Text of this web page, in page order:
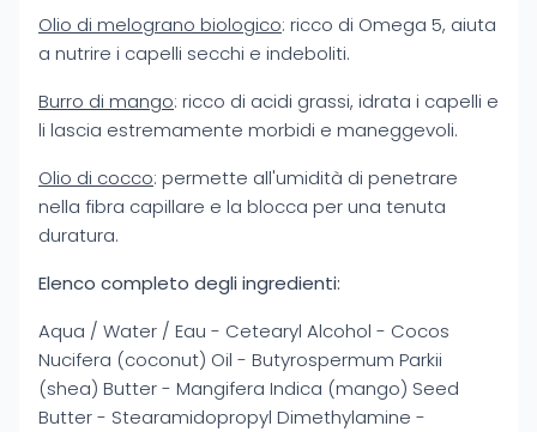
Olio di melograno biologico: ricco di Omega 5, aiuta
a nutrire i capelli secchi e indeboliti.
Burro di mango: ricco di acidi grassi, idrata i capelli e
li lascia estremamente morbidi e maneggevoli.
Olio di cocco: permette all'umidità di penetrare
nella fibra capillare e la blocca per una tenuta
duratura.
Elenco completo degli ingredienti:
Aqua / Water / Eau - Cetearyl Alcohol - Cocos
Nucifera (coconut) Oil - Butyrospermum Parkii
(shea) Butter - Mangifera Indica (mango) Seed
Butter - Stearamidopropyl Dimethylamine -